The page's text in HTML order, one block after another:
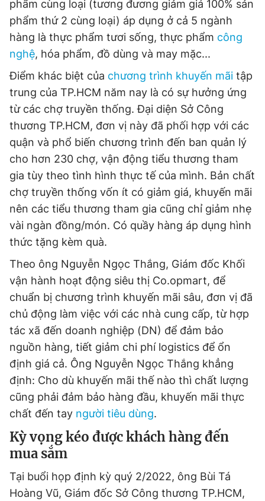
phẩm cùng loại (tương đương giảm giá 100% sản
phẩm thứ 2 cùng loại) áp dụng ở cả 5 ngành
hàng là thực phẩm tươi sống, thực phẩm công
nghệ, hóa phẩm, đồ dùng và may mặc...
Điểm khác biệt của chương trình khuyến mãi tập
trung của TP.HCM năm nay là có sự hưởng ứng
từ các chợ truyền thống. Đại diện Sở Công
thương TP.HCM, đơn vị này đã phối hợp với các
quận và phổ biến chương trình đến ban quản lý
cho hơn 230 chợ, vận động tiểu thương tham
gia tùy theo tình hình thực tế của mình. Bản chất
chợ truyền thống vốn ít có giảm giá, khuyến mãi
nên các tiểu thương tham gia cũng chỉ giảm nhẹ
vài ngàn đồng/món. Có quầy hàng áp dụng hình
thức tặng kèm quà.
Theo ông Nguyễn Ngọc Thắng, Giám đốc Khối
vận hành hoạt động siêu thị Co.opmart, để
chuẩn bị chương trình khuyến mãi sâu, đơn vị đã
chủ động làm việc với các nhà cung cấp, từ hợp
tác xã đến doanh nghiệp (DN) để đảm bảo
nguồn hàng, tiết giảm chi phí logistics để ổn
định giá cả. Ông Nguyễn Ngọc Thắng khẳng
định: Cho dù khuyến mãi thế nào thì chất lượng
cũng phải đảm bảo hàng đầu, khuyến mãi thực
chất đến tay người tiêu dùng.
Kỳ vọng kéo được khách hàng đến
mua sắm
Tại buổi họp định kỳ quý 2/2022, ông Bùi Tá
Hoàng Vũ, Giám đốc Sở Công thương TP.HCM,